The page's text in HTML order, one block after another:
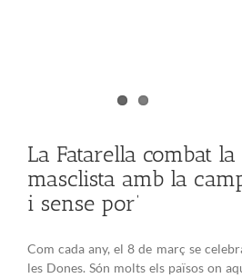
La Fatarella combat
masclista amb la
i sense por’
Com cada any, el 8 de març se
les Dones. Són molts els països on